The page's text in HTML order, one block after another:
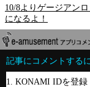
10/8よりゲージアン
になるよ！
記事にコメントする
1. KONAMI IDを登録